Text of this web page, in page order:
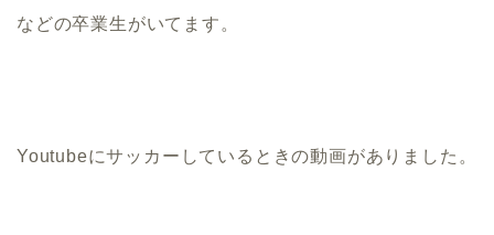
などの卒業生がいてます。
Youtubeにサッカーしているときの動画がありました。